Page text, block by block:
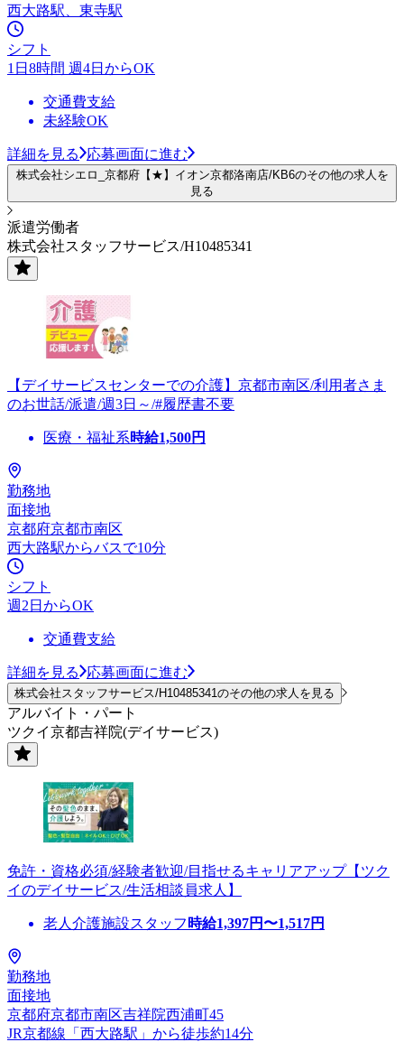
西大路駅、東寺駅
シフト
1日8時間 週4日からOK
交通費支給
未経験OK
詳細を見る 応募画面に進む
株式会社シエロ_京都府【★】イオン京都洛南店/KB6のその他の求人を
見る
派遣労働者
株式会社スタッフサービス/H10485341
【デイサービスセンターでの介護】京都市南区/利用者さま
のお世話/派遣/週3日～/#履歴書不要
医療・福祉系時給1,500円
勤務地
面接地
京都府京都市南区
西大路駅からバスで10分
シフト
週2日からOK
交通費支給
詳細を見る 応募画面に進む
株式会社スタッフサービス/H10485341のその他の求人を見る
アルバイト・パート
ツクイ京都吉祥院(デイサービス)
免許・資格必須/経験者歓迎/目指せるキャリアアップ【ツク
イのデイサービス/生活相談員求人】
老人介護施設スタッフ 時給1,397円〜1,517円
勤務地
面接地
京都府京都市南区吉祥院西浦町45
JR京都線「西大路駅」から徒歩約14分